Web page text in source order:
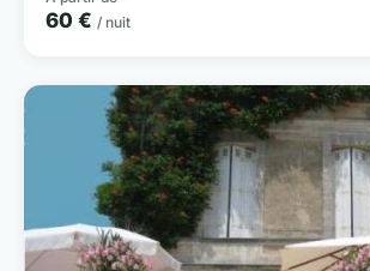
60 € / nuit